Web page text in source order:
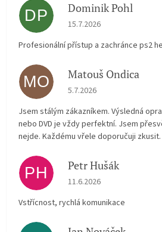
DP Dominik Pohl
Hodnocení obchodu je 5 z
15.7.2026
Profesionální přístup a zachránce ps2
MO Matouš Ondica
Hodnocení obchodu je 5 z
5.7.2026
Jsem stálým zákazníkem. Výsledná
nebo DVD je vždy perfektní. Jsem
nejde. Každému vřele doporučuji zkusit.
PH Petr Hušák
Hodnocení obchodu je 5 z
11.6.2026
Vstřícnost, rychlá komunikace